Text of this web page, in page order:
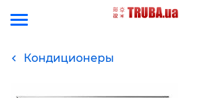
Кондиционеры